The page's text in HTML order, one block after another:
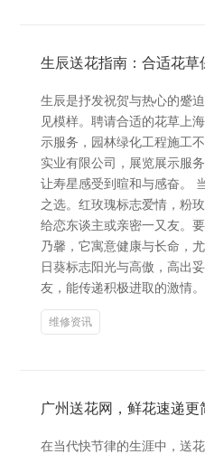
生辰送花指南：合适花草
生辰是抒发祝贺与热心的蹙
见模样。聘请合适的花草上
示服务，园林绿化工程施工
实业有限公司，展览展示服
让寿星感受到暄和与感奋。
之选。红玫瑰标志爱情，粉
给恋东谈主或亲密一又友。
乃馨，它寓意健康与长命，
日葵标志阳光与高傲，高出
友，能传递积极进取的激情
维修资讯
广州送花网，鲜花速递更
在当代快节律的生涯中，送